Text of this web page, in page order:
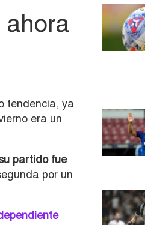
tendencia, ya
era un
partido fue
por un